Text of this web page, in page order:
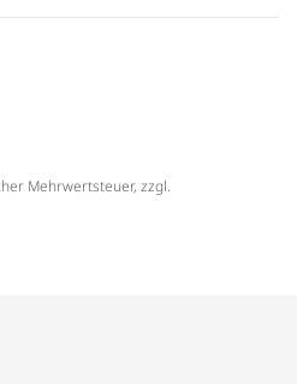
Mehrwertsteuer, zzgl.